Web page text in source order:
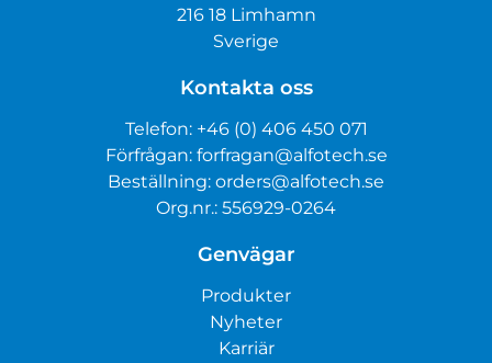
216 18 Limhamn
Sverige
Kontakta oss
Telefon: +46 (0) 406 450 071
Förfrågan: forfragan@alfotech.se
Beställning: orders@alfotech.se
Org.nr.: 556929-0264
Genvägar
Produkter
Nyheter
Karriär